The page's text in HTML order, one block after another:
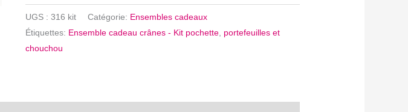
cadeau
portefeuille
UGS :316 kit Catégorie: Ensembles cadeaux
Étiquettes: Ensemble cadeau crânes - Kit pochette portefeuilles et
chouchou